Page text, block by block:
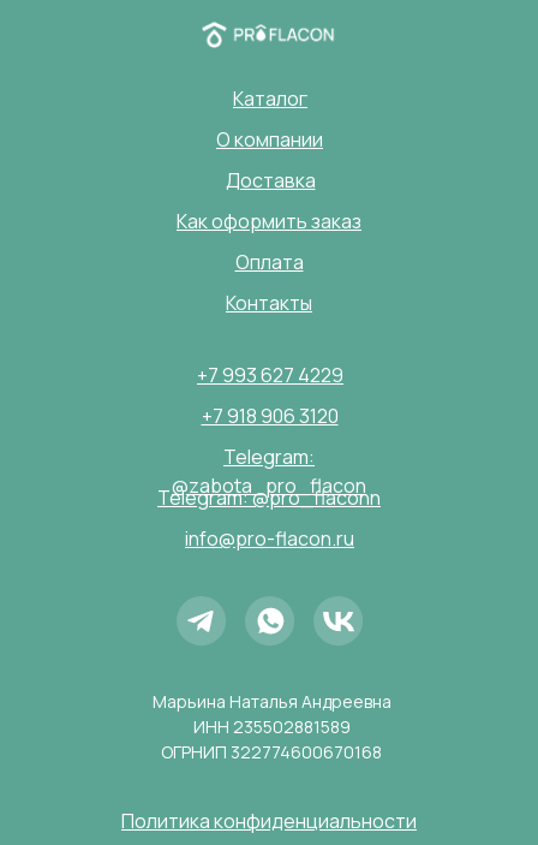
О компании
+7 918 906 3120
Каталог
Политика конфиденциальности
+7 993 627 4229
Telegram:
@zabota_pro_flacon
Telegram: @pro_flaconn
info@pro-flacon.ru
Доставка
Оплата
Как оформить заказ
Контакты
Марьина Наталья Андреевна
ИНН 235502881589
ОГРНИП 322774600670168